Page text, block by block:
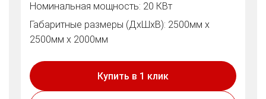
Номинальная мощность: 20 КВт
Габаритные размеры (ДхШхВ): 2500мм х
2500мм х 2000мм
Купить в 1 клик